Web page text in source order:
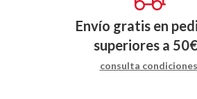
Envío gratis en
superiores a 50€
consulta condiciones